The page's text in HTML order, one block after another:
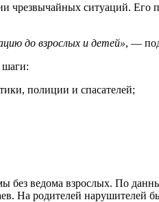
ситуаций. Его
до взрослых и детей», —
шаги:
полиции и спасателей;
без ведома взрослых. По
На родителей нарушителей